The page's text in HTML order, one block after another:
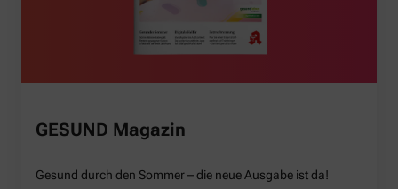
GESUND Magazin
Gesund durch den Sommer – die neue Ausgabe ist da!